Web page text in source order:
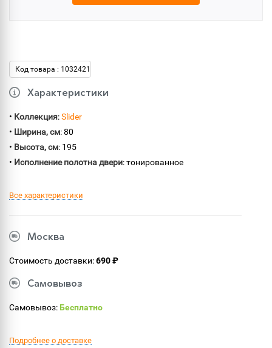
Код товара : 1032421
Характеристики
• Коллекция:Slider
• Ширина, см: 80
• Высота, см: 195
• Исполнение полотна двери: тонированное
Все характеристики
Москва
Стоимость доставки:690 ₽
Самовывоз
Самовывоз:Бесплатно
Подробнее о доставке